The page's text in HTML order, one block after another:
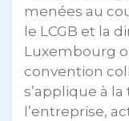
menées au
le LCGB et la
Luxembourg
convention
s’applique à
l’entreprise,